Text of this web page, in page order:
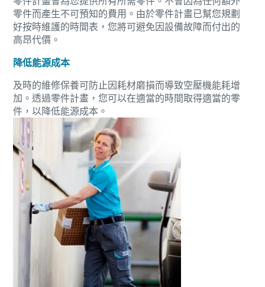
零件而產生不可預知的費用。由於零件計畫已幫您規劃
好按時維護的時間表，您將可避免因設備故障而付出的
高昂代價。
降低能源成本
及時的維修保養可防止因耗材磨損而導致空壓機能耗增
加。透過零件計畫，您可以在適當的時間取得適當的零
件，以降低能源成本。